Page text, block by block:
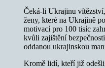
Čeká-li Ukrajinu
ženy, které na Ukrajině
motivací pro 100 tisíc
kvůli zajištění
oddanou ukrajinskou
Kromě lidí, kteří již